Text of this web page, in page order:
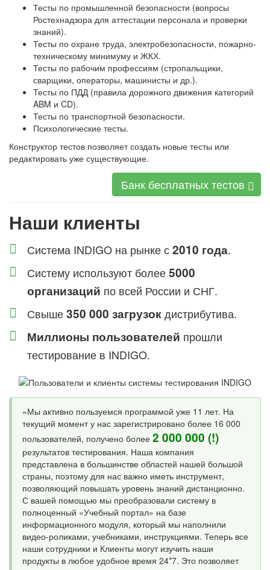
Тесты по промышленной безопасности (вопросы
Ростехнадзора для аттестации персонала и проверки
знаний).
Тесты по охране труда, электробезопасности, пожарно-
техническому минимуму и ЖКХ.
Тесты по рабочим профессиям (стропальщики,
сварщики, операторы, машинисты и др.).
Тесты по ПДД (правила дорожного движения категорий
ABM и CD).
Тесты по транспортной безопасности.
Психологические тесты.
Конструктор тестов позволяет создать новые тесты или
редактировать уже существующие.
Банк бесплатных тестов
Наши клиенты
Система INDIGO на рынке с2010 года.
Систему используют более5000
организаций по всей России и СНГ.
Свыше350 000 загрузокдистрибутива.
Миллионы пользователей прошли
тестирование в INDIGO.
«Мы активно пользуемся программой уже 11 лет. На
текущий момент у нас зарегистрировано более 16 000
пользователей, получено более 2 000 000 (!)
результатов тестирования. Наша компания
представлена в большинстве областей нашей большой
страны, поэтому для нас важно иметь инструмент,
позволяющий повышать уровень знаний дистанционно.
С вашей помощью мы преобразовали систему в
полноценный «Учебный портал» на базе
информационного модуля, который мы наполнили
видео-роликами, учебниками, инструкциями. Теперь все
наши сотрудники и Клиенты могут изучить наши
продукты в любое удобное время 24*7. Это позволяет